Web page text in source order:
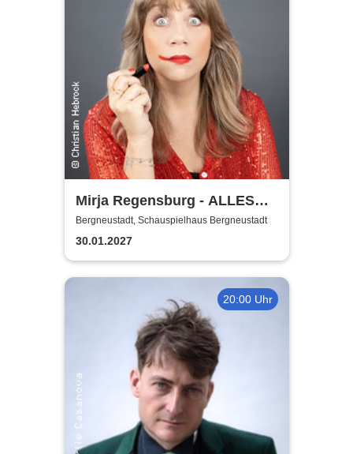
Mirja Regensburg - ALLES
WIRD GUT!
Bergneustadt, Schauspielhaus Bergneustadt
30.01.2027
20:00 Uhr